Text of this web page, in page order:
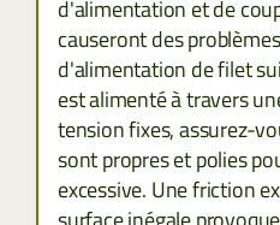
d'alimentation et de
causeront des
d'alimentation de filet
est alimenté à travers
tension fixes, assurez-
sont propres et polies
excessive. Une friction